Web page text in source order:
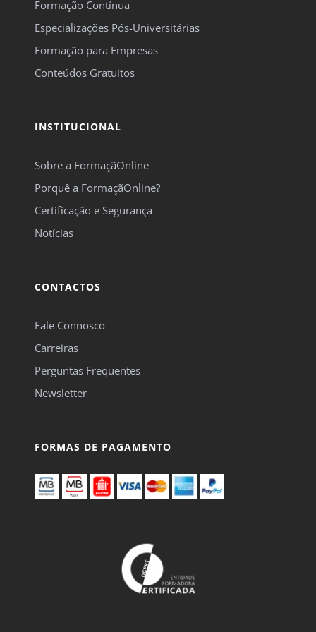
Formação Contínua
Especializações Pós-Universitárias
Formação para Empresas
Conteúdos Gratuitos
INSTITUCIONAL
Sobre a FormaçãOnline
Porquê a FormaçãOnline?
Certificação e Segurança
Notícias
CONTACTOS
Fale Connosco
Carreiras
Perguntas Frequentes
Newsletter
FORMAS DE PAGAMENTO